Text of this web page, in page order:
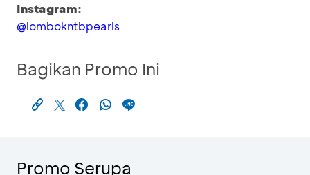
Instagram:
@lombokntbpearls
Bagikan Promo Ini
Promo Serupa